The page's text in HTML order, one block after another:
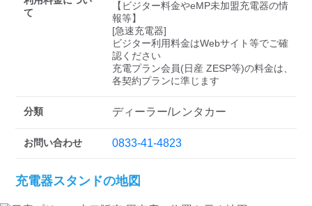
検索する
て
【ビジター料金やeMP未加盟充電器の情
報等】
[急速充電器]
ビジター利用料金はWebサイト等でご確
認ください
充電プラン会員(日産 ZESP等)の料金は、
各契約プランに準じます
分類 ディーラー/レンタカー
お問い合わせ 0833-41-4823
充電器スタンドの地図